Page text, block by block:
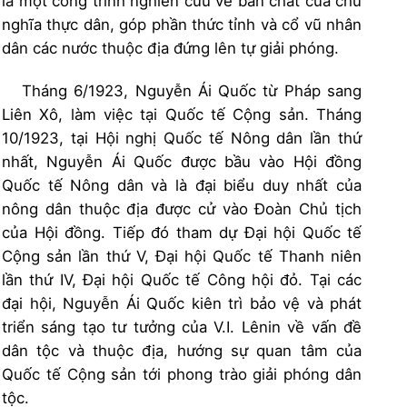
nghĩa thực dân, góp phần thức tỉnh và cổ vũ nhân
dân các nước thuộc địa đứng lên tự giải phóng.
Tháng 6/1923, Nguyễn Ái Quốc từ Pháp sang
Liên Xô, làm việc tại Quốc tế Cộng sản. Tháng
10/1923, tại Hội nghị Quốc tế Nông dân lần thứ
nhất, Nguyễn Ái Quốc được bầu vào Hội đồng
Quốc tế Nông dân và là đại biểu duy nhất của
nông dân thuộc địa được cử vào Đoàn Chủ tịch
của Hội đồng. Tiếp đó tham dự Đại hội Quốc tế
Cộng sản lần thứ V, Đại hội Quốc tế Thanh niên
lần thứ IV, Đại hội Quốc tế Công hội đỏ. Tại các
đại hội, Nguyễn Ái Quốc kiên trì bảo vệ và phát
triển sáng tạo tư tưởng của V.I. Lênin về vấn đề
dân tộc và thuộc địa, hướng sự quan tâm của
Quốc tế Cộng sản tới phong trào giải phóng dân
tộc.